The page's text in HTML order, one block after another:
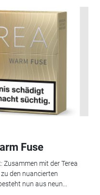
Fuse
Zusammen mit der Terea
den nuancierten
nun aus neun...